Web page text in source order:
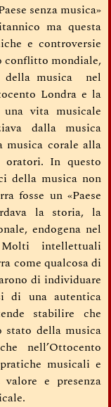
senza musica»
ma questa
e controversie
conflitto mondiale,
della musica nel
Londra e la
vita musicale
dalla musica
musica corale alla
oratori. In questo
della musica non
fosse un «Paese
la storia, la
endogena nel
intellettuali
come qualcosa di
di individuare
di una autentica
stabilire che
della musica
nell’Ottocento
musicali e
e presenza